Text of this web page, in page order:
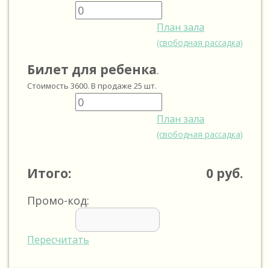
План зала
(свободная рассадка)
Билет для ребенка.
Стоимость 3600. В продаже 25 шт.
План зала
(свободная рассадка)
Итого: 0 руб.
Промо-код:
Пересчитать